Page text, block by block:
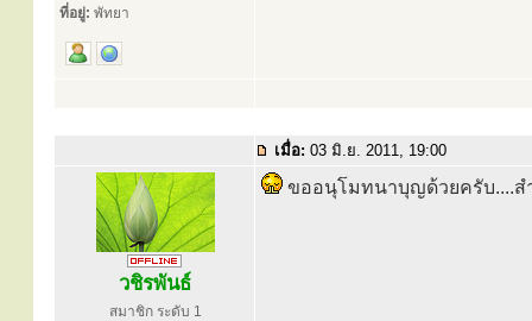
ที่อยู่: พัทยา
เมื่อ: 03 มิ.ย. 2011, 19:00
วชิรพันธ์
สมาชิก ระดับ 1
ขออนุโมทนาบุญด้วยครับ....